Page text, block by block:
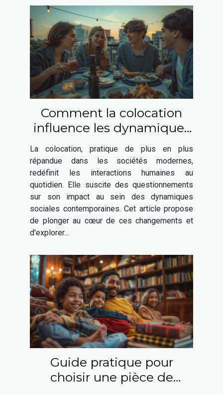
Comment la colocation
influence les dynamiques
sociales contemporaines
La colocation, pratique de plus en plus
répandue dans les sociétés modernes,
redéfinit les interactions humaines au
quotidien. Elle suscite des questionnements
sur son impact au sein des dynamiques
sociales contemporaines. Cet article propose
de plonger au cœur de ces changements et
d'explorer...
Guide pratique pour
choisir une pièce de